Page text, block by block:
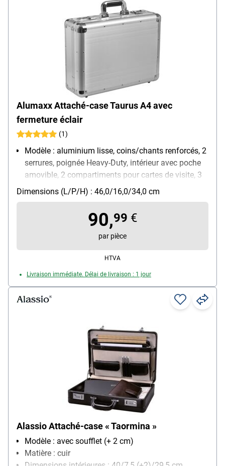
Alumaxx Attaché-case Taurus A4 avec
fermeture éclair
(1)
Modèle : aluminium lisse, coins/chants renforcés, 2
serrures, poignée Heavy-Duty, intérieur avec poche
amovible, 2 compartiments pour cartes de visite, 3
boucle-stylos, compartiments à fermeture éclair, 2
pochettes A4
Matière : aluminium
Dimensions intérieures : 44 /11/32 cm
Dimensions (L/P/H) : 46,0/16,0/34,0 cm
90,99 €
par pièce
HTVA
Livraison immédiate. Délai de livraison : 1 jour
Alassio Attaché-case « Taormina »
Modèle : avec soufflet (+ 2 cm)
Matière : cuir